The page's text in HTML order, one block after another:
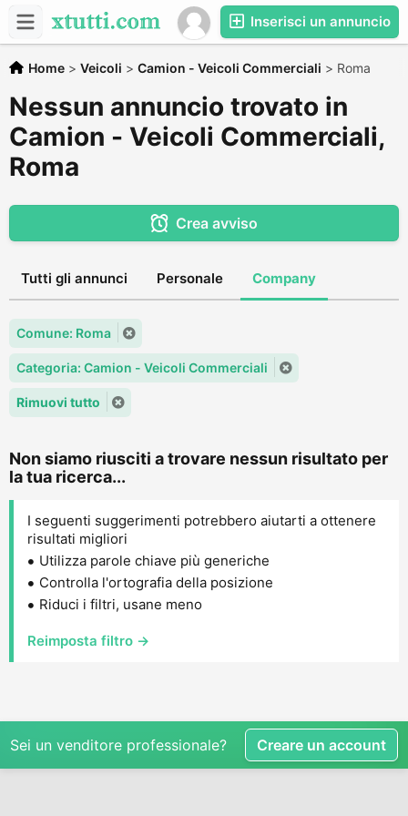
Inserisci un annuncio
Home > Veicoli > Camion - Veicoli Commerciali > Roma
Nessun annuncio trovato in
Camion - Veicoli Commerciali,
Roma
Crea avviso
Tutti gli annunci Personale Company
Comune: Roma
Categoria: Camion - Veicoli Commerciali
Rimuovi tutto
Non siamo riusciti a trovare nessun risultato per
la tua ricerca...
I seguenti suggerimenti potrebbero aiutarti a ottenere
risultati migliori
Utilizza parole chiave più generiche
Controlla l'ortografia della posizione
Riduci i filtri, usane meno
Reimposta filtro →
Sei un venditore professionale? Creare un account